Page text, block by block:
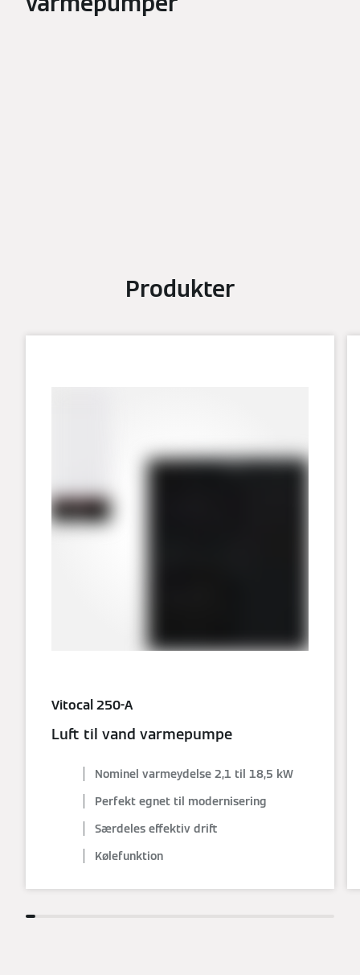
Produkter
Vitocal 250-A
Luft til vand varmepumpe
Nominel varmeydelse 2,1 til 18,5 kW
Perfekt egnet til modernisering
Særdeles effektiv drift
Kølefunktion